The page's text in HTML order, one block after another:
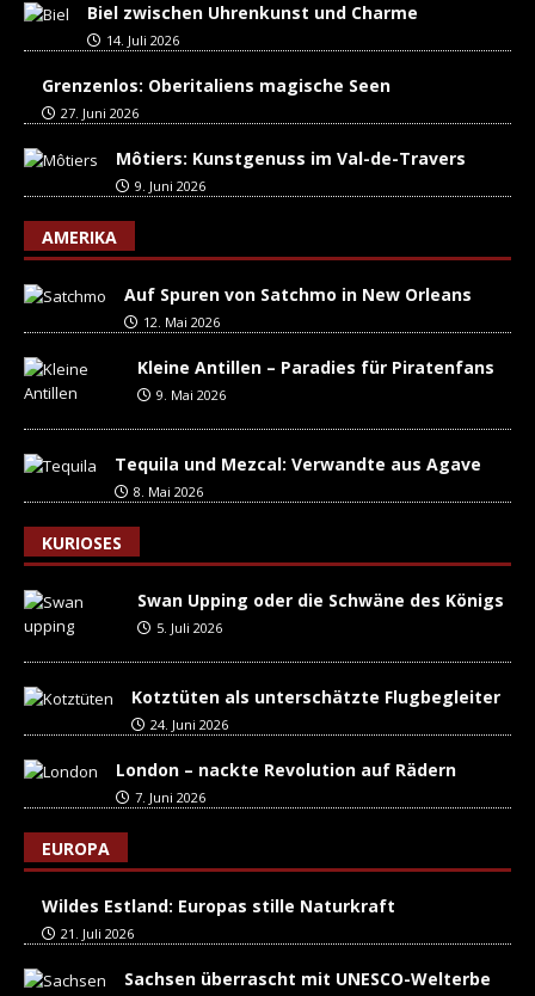
Biel zwischen Uhrenkunst und Charme
14. Juli 2026
Grenzenlos: Oberitaliens magische Seen
27. Juni 2026
Môtiers: Kunstgenuss im Val-de-Travers
9. Juni 2026
AMERIKA
Auf Spuren von Satchmo in New Orleans
12. Mai 2026
Kleine Antillen – Paradies für Piratenfans
9. Mai 2026
Tequila und Mezcal: Verwandte aus Agave
8. Mai 2026
KURIOSES
Swan Upping oder die Schwäne des Königs
5. Juli 2026
Kotztüten als unterschätzte Flugbegleiter
24. Juni 2026
London – nackte Revolution auf Rädern
7. Juni 2026
EUROPA
Wildes Estland: Europas stille Naturkraft
21. Juli 2026
Sachsen überrascht mit UNESCO-Welterbe